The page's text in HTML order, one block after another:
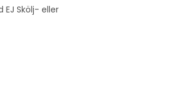
Skölj- eller